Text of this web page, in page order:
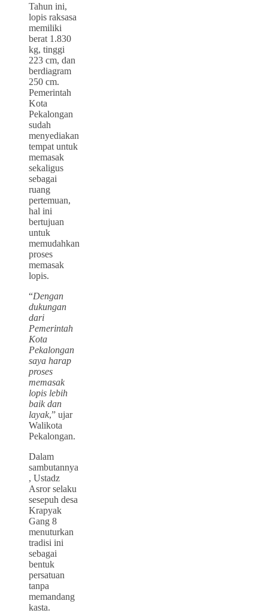
Tahun ini,
lopis raksasa
memiliki
berat 1.830
kg, tinggi
223 cm, dan
berdiagram
250 cm.
Pemerintah
Kota
Pekalongan
sudah
menyediakan
tempat untuk
memasak
sekaligus
sebagai
ruang
pertemuan,
hal ini
bertujuan
untuk
memudahkan
proses
memasak
lopis.
“Dengan
dukungan
dari
Pemerintah
Kota
Pekalongan
saya harap
proses
memasak
lopis lebih
baik dan
layak,” ujar
Walikota
Pekalongan.
Dalam
sambutannya
, Ustadz
Asror selaku
sesepuh desa
Krapyak
Gang 8
menuturkan
tradisi ini
sebagai
bentuk
persatuan
tanpa
memandang
kasta.